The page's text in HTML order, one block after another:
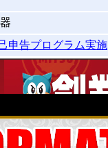
申告プログラム実施